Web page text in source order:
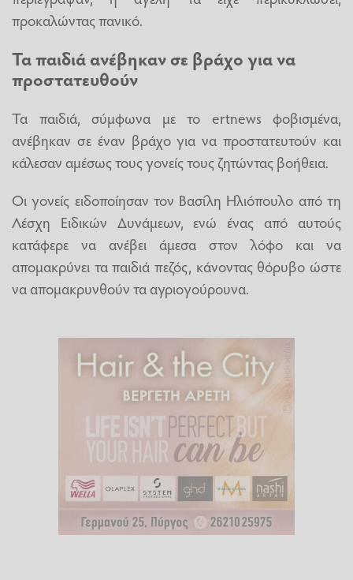
προκαλώντας πανικό.
Τα παιδιά ανέβηκαν σε βράχο για να
προστατευθούν
Τα παιδιά, σύμφωνα με το ertnews φοβισμένα,
ανέβηκαν σε έναν βράχο για να προστατευτούν και
κάλεσαν αμέσως τους γονείς τους ζητώντας βοήθεια.
Οι γονείς ειδοποίησαν τον Βασίλη Ηλιόπουλο από τη
Λέσχη Ειδικών Δυνάμεων, ενώ ένας από αυτούς
κατάφερε να ανέβει άμεσα στον λόφο και να
απομακρύνει τα παιδιά πεζός, κάνοντας θόρυβο ώστε
να απομακρυνθούν τα αγριογούρουνα.